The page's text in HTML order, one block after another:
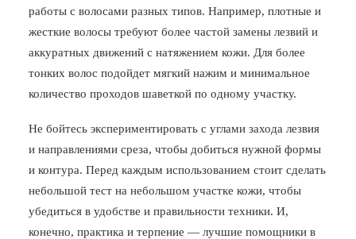
работы с волосами разных типов. Например, плотные и
жесткие волосы требуют более частой замены лезвий и
аккуратных движений с натяжением кожи. Для более
тонких волос подойдет мягкий нажим и минимальное
количество проходов шаветкой по одному участку.
Не бойтесь экспериментировать с углами захода лезвия
и направлениями среза, чтобы добиться нужной формы
и контура. Перед каждым использованием стоит сделать
небольшой тест на небольшом участке кожи, чтобы
убедиться в удобстве и правильности техники. И,
конечно, практика и терпение — лучшие помощники в